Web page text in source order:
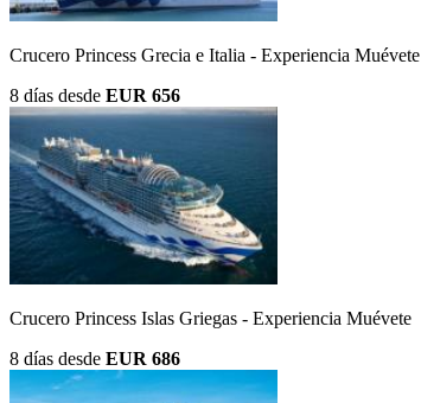
Crucero Princess Grecia e Italia - Experiencia Muévete
8 días desde EUR 656
Crucero Princess Islas Griegas - Experiencia Muévete
8 días desde EUR 686